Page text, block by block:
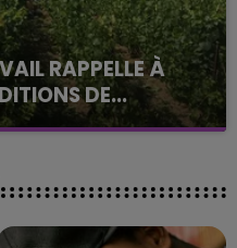
RAPPELLE À
DE...
des vendange 2026
pour rappeler